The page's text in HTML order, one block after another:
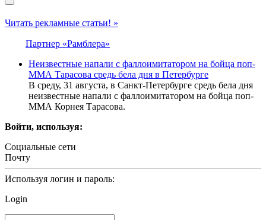
Читать рекламные статьи! »
Партнер «Рамблера»
Неизвестные напали с фаллоимитатором на бойца поп-
ММА Тарасова средь бела дня в Петербурге
В среду, 31 августа, в Санкт-Петербурге средь бела дня
неизвестные напали с фаллоимитатором на бойца поп-
ММА Корнея Тарасова.
Войти, используя:
Социальные сети
Почту
Используя логин и пароль:
Login